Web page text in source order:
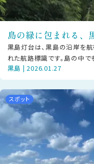
島の緑に包まれる、
黒島灯台は、黒島の沿岸を
れた航路標識です。島の中
い草木に囲まれながら、白い
黒島 | 2026.01.27
スポット